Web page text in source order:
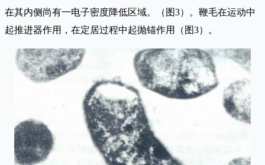
在其内侧尚有一电子密度降低区域。（图3）。鞭毛在运动中
起推进器作用，在定居过程中起抛锚作用（图3）。